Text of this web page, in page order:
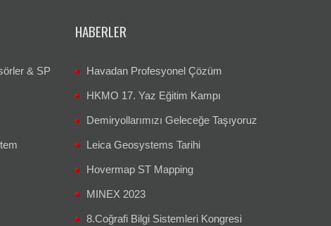
& SP
HABERLER
Havadan Profesyonel Çözüm
HKMO 17. Yaz Eğitim Kampı
Demiryollarımızı Geleceğe Taşıyoruz
Leica Geosystems Tarihi
Hovermap ST Mapping
MINEX 2023
8.Coğrafi Bilgi Sistemleri Kongresi